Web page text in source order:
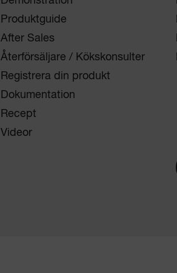
Produktguide
After Sales
Återförsäljare / Kökskonsulter
Registrera din produkt
Dokumentation
Recept
Videor